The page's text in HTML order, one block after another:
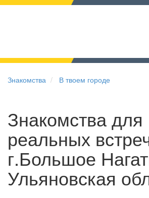
Знакомства В твоем городе
Знакомства для
реальных
г.Большое
Ульяновская